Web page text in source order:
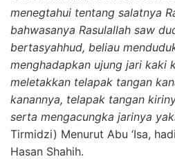
menegtahui tentang salatnya
bahwasanya Rasulallah saw
bertasyahhud, beliau
menghadapkan ujung jari kaki
meletakkan telapak tangan
kanannya, telapak tangan
serta mengacungka jarinya
Tirmidzi) Menurut Abu ‘Isa,
Hasan Shahih.